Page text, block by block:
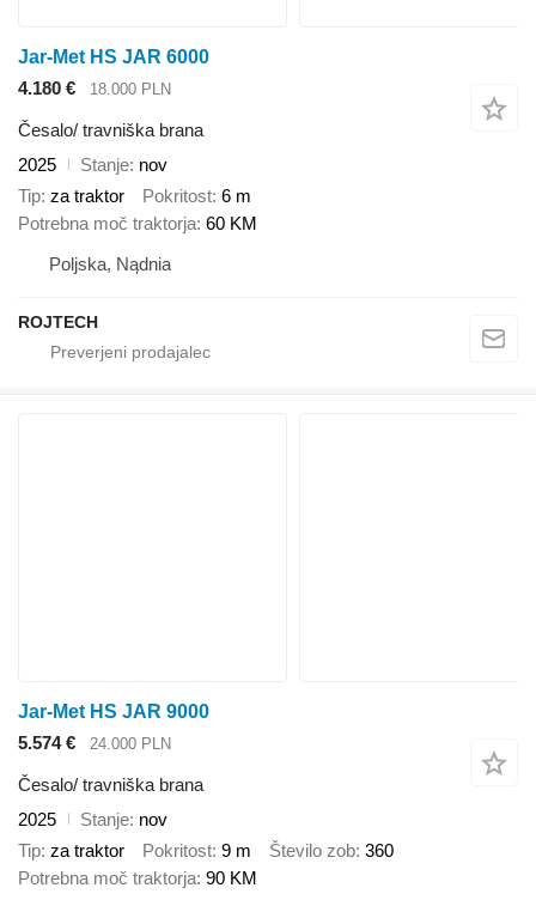
Jar-Met HS JAR 6000
4.180 €
18.000 PLN
Česalo/ travniška brana
2025
Stanje nov
Tip za traktor Pokritost 6 m
Potrebna moč traktorja 60 KM
Poljska, Nądnia
ROJTECH
Jar-Met HS JAR 9000
5.574 €
24.000 PLN
Česalo/ travniška brana
2025
Stanje nov
Tip za traktor Pokritost 9 m Število zob 360
Potrebna moč traktorja 90 KM